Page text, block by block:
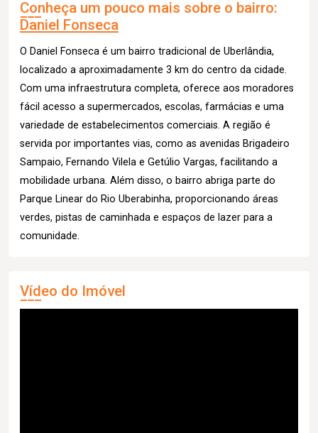
Conheça um pouco mais sobre o bairro:
Daniel Fonseca
O Daniel Fonseca é um bairro tradicional de Uberlândia,
localizado a aproximadamente 3 km do centro da cidade.
Com uma infraestrutura completa, oferece aos moradores
fácil acesso a supermercados, escolas, farmácias e uma
variedade de estabelecimentos comerciais. A região é
servida por importantes vias, como as avenidas Brigadeiro
Sampaio, Fernando Vilela e Getúlio Vargas, facilitando a
mobilidade urbana. Além disso, o bairro abriga parte do
Parque Linear do Rio Uberabinha, proporcionando áreas
verdes, pistas de caminhada e espaços de lazer para a
comunidade.
Vídeo do Imóvel